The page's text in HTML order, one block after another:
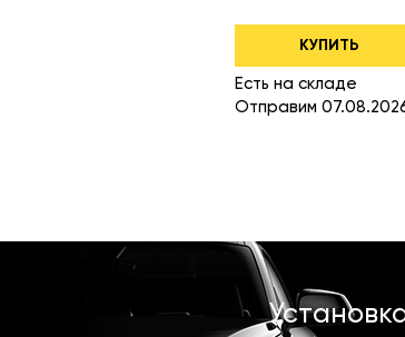
КУПИТЬ
Есть на складе
Отправим